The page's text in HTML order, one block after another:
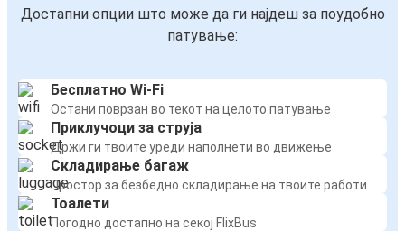
Достапни опции што може да ги најдеш за поудобно
патување:
Бесплатно Wi-Fi
Остани поврзан во текот на целото патување
Приклучоци за струја
Држи ги твоите уреди наполнети во движење
Складирање багаж
Простор за безбедно складирање на твоите работи
Тоалети
Погодно достапно на секој FlixBus